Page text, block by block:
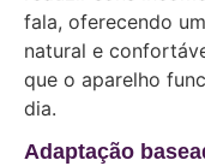
fala, oferecendo
natural e
que o aparelho
dia.
Adaptação